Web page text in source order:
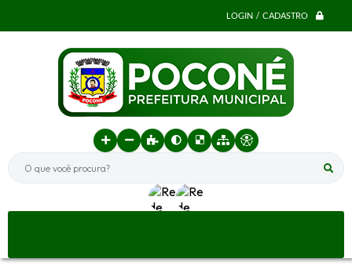
LOGIN / CADASTRO
O que você procura?